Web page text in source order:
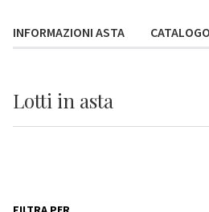
INFORMAZIONI ASTA CATALOGO
Lotti in asta